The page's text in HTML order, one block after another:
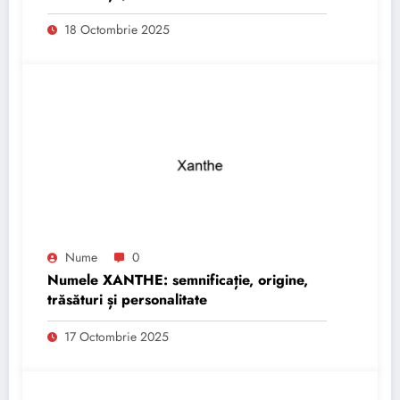
18 Octombrie 2025
Nume 0
Numele XANTHE: semnificație, origine,
trăsături și personalitate
17 Octombrie 2025